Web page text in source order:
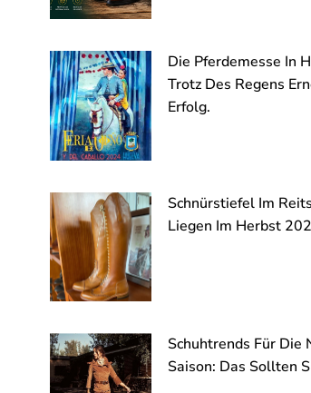
Die Pferdemesse In
Trotz Des Regens
Erfolg.
Schnürstiefel Im
Liegen Im Herbst
Schuhtrends Für Die
Saison: Das Sollten